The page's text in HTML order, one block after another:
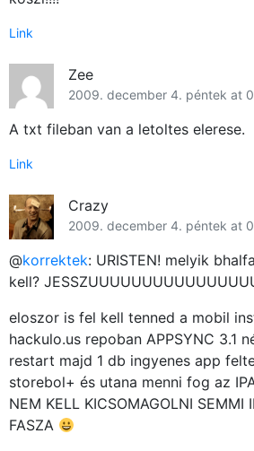
Link
Zee
2009. december 4. péntek at
A txt fileban van a letoltes elerese.
Link
Crazy
2009. december 4. péntek at
@korrektek: URISTEN! melyik
kell?
eloszor is fel kell tenned a mobil
hackulo.us repoban APPSYNC 3.1
restart majd 1 db ingyenes app
storebol+ és utana menni fog az
NEM KELL KICSOMAGOLNI SEMMI
FASZA